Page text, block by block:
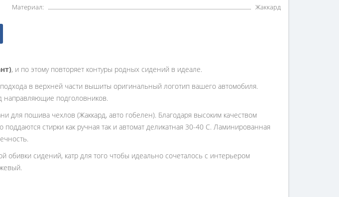
Материал:
Жаккард
, и по этому повторяет контуры родных сидений в идеале.
в верхней части вышиты оригинальный логотип вашего автомобиля.
направляющие подголовников.
для пошива чехлов (Жаккард, авто гобелен). Благодаря высоким качеством
стирки как ручная так и автомат деликатная 30-40 С. Ламинированная
сидений, катр для того чтобы идеально сочеталось с интерьером